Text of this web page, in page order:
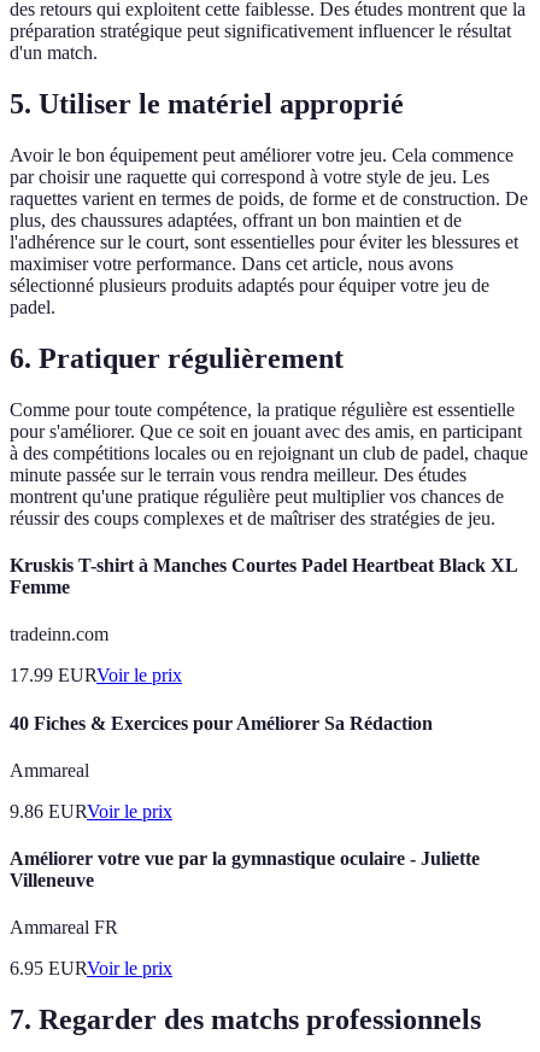
des retours qui exploitent cette faiblesse. Des études montrent que la
préparation stratégique peut significativement influencer le résultat
d'un match.
5. Utiliser le matériel approprié
Avoir le bon équipement peut améliorer votre jeu. Cela commence
par choisir une raquette qui correspond à votre style de jeu. Les
raquettes varient en termes de poids, de forme et de construction. De
plus, des chaussures adaptées, offrant un bon maintien et de
l'adhérence sur le court, sont essentielles pour éviter les blessures et
maximiser votre performance. Dans cet article, nous avons
sélectionné plusieurs produits adaptés pour équiper votre jeu de
padel.
6. Pratiquer régulièrement
Comme pour toute compétence, la pratique régulière est essentielle
pour s'améliorer. Que ce soit en jouant avec des amis, en participant
à des compétitions locales ou en rejoignant un club de padel, chaque
minute passée sur le terrain vous rendra meilleur. Des études
montrent qu'une pratique régulière peut multiplier vos chances de
réussir des coups complexes et de maîtriser des stratégies de jeu.
Kruskis T-shirt à Manches Courtes Padel Heartbeat Black XL
Femme
tradeinn.com
17.99 EURVoir le prix
40 Fiches & Exercices pour Améliorer Sa Rédaction
Ammareal
9.86 EURVoir le prix
Améliorer votre vue par la gymnastique oculaire - Juliette
Villeneuve
Ammareal FR
6.95 EURVoir le prix
7. Regarder des matchs professionnels